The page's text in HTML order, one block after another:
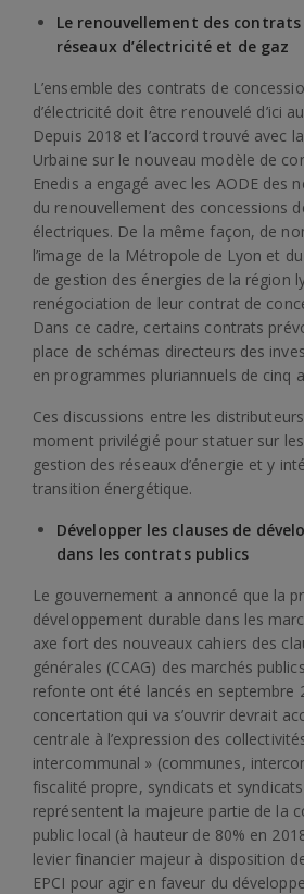
Le renouvellement des contrats
réseaux d’électricité et de gaz
L’ensemble des contrats de
d’électricité doit être renouvelé d’ici
Depuis 2018 et l’accord trouvé avec
Urbaine sur le nouveau modèle de
Enedis a engagé avec les AODE des
du renouvellement des concessions
électriques. De la même façon, de
l’image de la Métropole de Lyon et du
de gestion des énergies de la région
renégociation de leur contrat de
Dans ce cadre, certains contrats
place de schémas directeurs des
en programmes pluriannuels de cinq
Ces discussions entre les
moment privilégié pour statuer sur
gestion des réseaux d’énergie et y
transition énergétique.
Développer les clauses de
dans les contrats publics
Le gouvernement a annoncé que la
développement durable dans les
axe fort des nouveaux cahiers des
générales (CCAG) des marchés
refonte ont été lancés en septembre
concertation qui va s’ouvrir devrait
centrale à l’expression des
intercommunal » (communes,
fiscalité propre, syndicats et
représentent la majeure partie de la
public local (à hauteur de 80% en
levier financier majeur à disposition
EPCI pour agir en faveur du